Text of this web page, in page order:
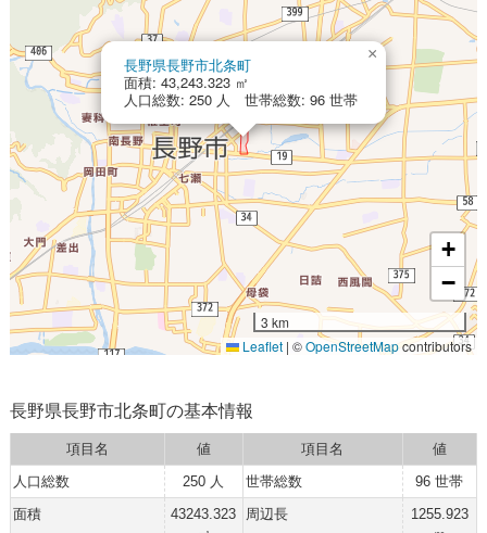
長野県長野市北条町
面積: 43,243.323 ㎡
人口総数: 250 人 世帯総数: 96 世帯
×
+
−
3 km
Leaflet | ©OpenStreetMapcontributors
長野県長野市北条町の基本情報
項目名 値 項目名
値
人口総数
250 人 世帯総数
96 世帯
面積
43243.323
周辺長
1255.923